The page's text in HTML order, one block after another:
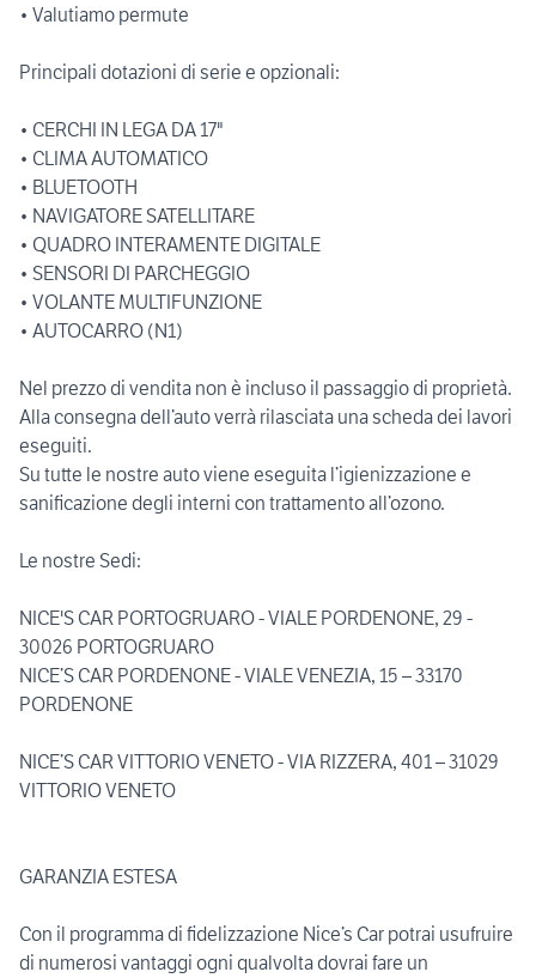
• Valutiamo permute
Principali dotazioni di serie e opzionali:
• CERCHI IN LEGA DA 17"
• CLIMA AUTOMATICO
• BLUETOOTH
• NAVIGATORE SATELLITARE
• QUADRO INTERAMENTE DIGITALE
• SENSORI DI PARCHEGGIO
• VOLANTE MULTIFUNZIONE
• AUTOCARRO (N1)
Nel prezzo di vendita non è incluso il passaggio di proprietà.
Alla consegna dell’auto verrà rilasciata una scheda dei lavori
eseguiti.
Su tutte le nostre auto viene eseguita l’igienizzazione e
sanificazione degli interni con trattamento all’ozono.
Le nostre Sedi:
NICE'S CAR PORTOGRUARO - VIALE PORDENONE, 29 -
30026 PORTOGRUARO
NICE’S CAR PORDENONE - VIALE VENEZIA, 15 – 33170
PORDENONE
NICE’S CAR VITTORIO VENETO - VIA RIZZERA, 401 – 31029
VITTORIO VENETO
GARANZIA ESTESA
Con il programma di fidelizzazione Nice’s Car potrai usufruire
di numerosi vantaggi ogni qualvolta dovrai fare un